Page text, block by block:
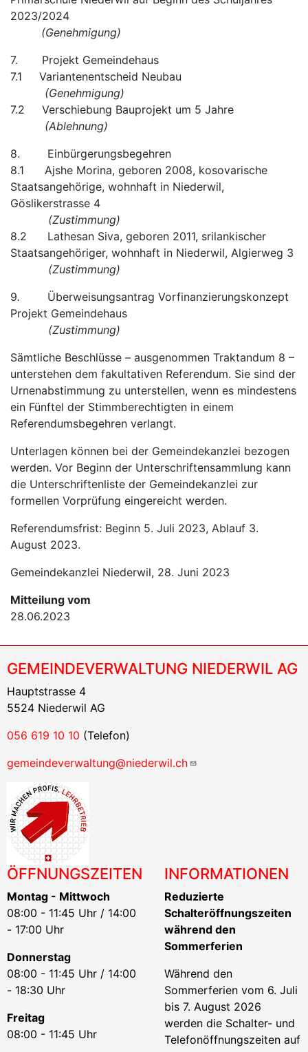
2023/2024
(Genehmigung)
7. Projekt Gemeindehaus
7.1 Variantenentscheid Neubau
(Genehmigung)
7.2 Verschiebung Bauprojekt um 5 Jahre
(Ablehnung)
8. Einbürgerungsbegehren
8.1 Ajshe Morina, geboren 2008, kosovarische
Staatsangehörige, wohnhaft in Niederwil,
Göslikerstrasse 4
(Zustimmung)
8.2 Lathesan Siva, geboren 2011, srilankischer
Staatsangehöriger, wohnhaft in Niederwil, Algierweg 3
(Zustimmung)
9. Überweisungsantrag Vorfinanzierungskonzept
Projekt Gemeindehaus
(Zustimmung)
Sämtliche Beschlüsse – ausgenommen Traktandum 8 –
unterstehen dem fakultativen Referendum. Sie sind der
Urnenabstimmung zu unterstellen, wenn es mindestens
ein Fünftel der Stimmberechtigten in einem
Referendumsbegehren verlangt.
Unterlagen können bei der Gemeindekanzlei bezogen
werden. Vor Beginn der Unterschriftensammlung kann
die Unterschriftenliste der Gemeindekanzlei zur
formellen Vorprüfung eingereicht werden.
Referendumsfrist: Beginn 5. Juli 2023, Ablauf 3.
August 2023.
Gemeindekanzlei Niederwil, 28. Juni 2023
Mitteilung vom
28.06.2023
GEMEINDEVERWALTUNG NIEDERWIL AG
Hauptstrasse 4
5524 Niederwil AG
056 619 10 10 (Telefon)
gemeindeverwaltung@niederwil.ch
ÖFFNUNGSZEITEN
Montag - Mittwoch
08:00 - 11:45 Uhr / 14:00
- 17:00 Uhr
Donnerstag
08:00 - 11:45 Uhr / 14:00
- 18:30 Uhr
Freitag
08:00 - 11:45 Uhr
INFORMATIONEN
Reduzierte
Schalteröffnungszeiten
während den
Sommerferien
Während den
Sommerferien vom 6. Juli
bis 7. August 2026
werden die Schalter- und
Telefonöffnungszeiten auf